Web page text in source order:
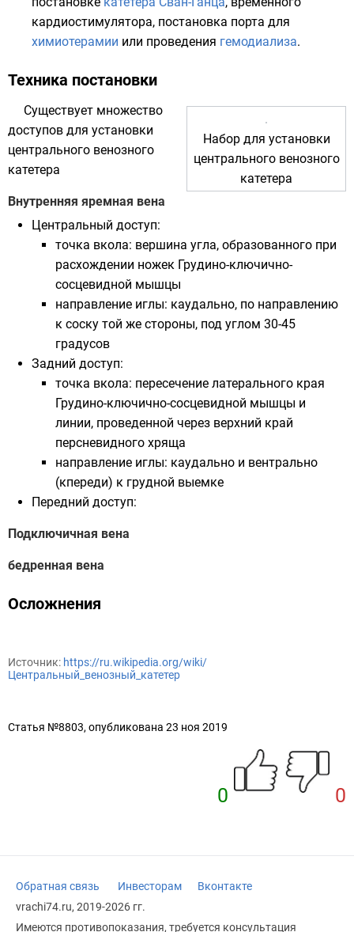
кардиостимулятора, постановка порта для
химиотерамии или проведения гемодиализа.
Техника постановки
Набор для установки
центрального венозного
катетера
Существует множество
доступов для установки
центрального венозного
катетера
Внутренняя яремная вена
Центральный доступ:
точка вкола: вершина угла, образованного при
расхождении ножек Грудино-ключично-
сосцевидной мышцы
направление иглы: каудально, по направлению
к соску той же стороны, под углом 30-45
градусов
Задний доступ:
точка вкола: пересечение латерального края
Грудино-ключично-сосцевидной мышцы и
линии, проведенной через верхний край
персневидного хряща
направление иглы: каудально и вентрально
(кпереди) к грудной выемке
Передний доступ:
Подключичная вена
бедренная вена
Осложнения
Источник: https://ru.wikipedia.org/wiki/
Центральный_венозный_катетер
Статья №8803, опубликована 23 ноя 2019
0 0
Обратная связь Инвесторам
Вконтакте
vrachi74.ru, 2019-2026 гг.
Имеются противопоказания, требуется консультация